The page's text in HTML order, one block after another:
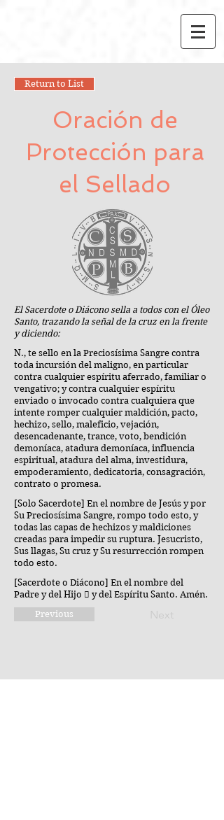
Return to List
Oración de
Protección para
el Sellado
El Sacerdote o Diácono sella a todos con el Óleo
Santo, trazando la señal de la cruz en la frente
y diciendo:
N., te sello en la Preciosísima Sangre contra
toda incursión del maligno, en particular
contra cualquier espíritu aferrado, familiar o
vengativo; y contra cualquier espíritu
enviado o invocado contra cualquiera que
intente romper cualquier maldición, pacto,
hechizo, sello, maleficio, vejación,
desencadenante, trance, voto, bendición
demoníaca, atadura demoníaca, influencia
espiritual, atadura del alma, investidura,
empoderamiento, dedicatoria, consagración,
contrato o promesa.
[Solo Sacerdote] En el nombre de Jesús y por
Su Preciosísima Sangre, rompo todo esto, y
todas las capas de hechizos y maldiciones
creadas para impedir su ruptura. Jesucristo,
Sus llagas, Su cruz y Su resurrección rompen
todo esto.
[Sacerdote o Diácono] En el nombre del
Padre y del Hijo  y del Espíritu Santo. Amén.
Previous
Next